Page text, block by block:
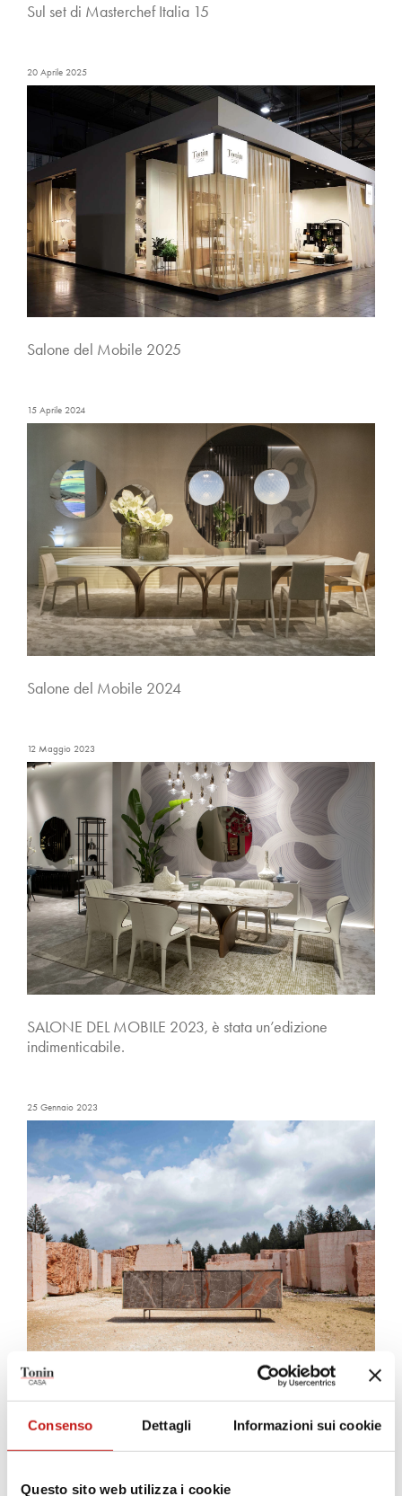
Consenso Dettagli Informazioni sui cookie
Questo sito web utilizza i cookie
Sul set di Masterchef Italia 15
20 Aprile 2025
Salone del Mobile 2025
15 Aprile 2024
Salone del Mobile 2024
12 Maggio 2023
SALONE DEL MOBILE 2023, è stata un’edizione
indimenticabile.
25 Gennaio 2023
Madia Beyond